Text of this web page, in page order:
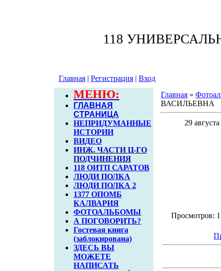
118
Главная | Регистрация | Вход
МЕНЮ:
ГЛАВНАЯ
СТРАНИЦА
НЕПРИДУМАННЫЕ
ИСТОРИИ
ВИДЕО
ИНЖ. ЧАСТИ Ц-ГО
ПОДЧИНЕНИЯ
118 ОИТП САРАТОВ
ЛЮДИ ПОЛКА
ЛЮДИ ПОЛКА 2
1377 ОПОМБ
КАЛВАРИЯ
ФОТОАЛЬБОМЫ
А ПОГОВОРИТЬ?
Гостевая книга
(заблокирована)
ЗДЕСЬ ВЫ
МОЖЕТЕ
НАПИСАТЬ
Главная »
ВАСИЛЬЕВНА
29
Просмотров: